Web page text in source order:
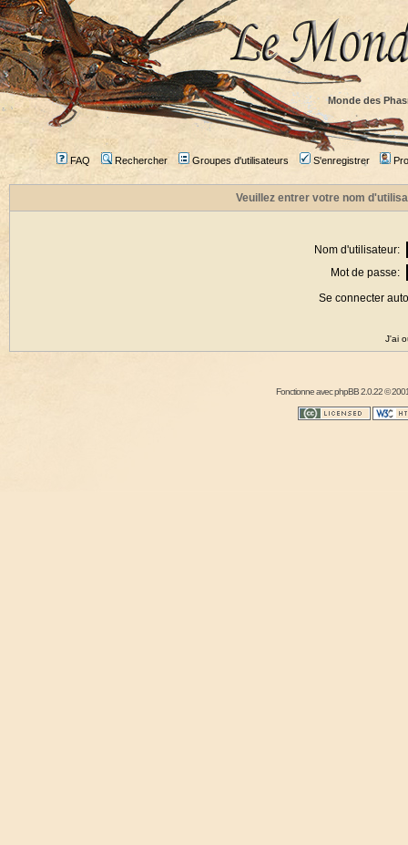
Monde des
FAQ Rechercher Groupes d'utilisateurs S'enregistrer
Veuillez entrer votre nom
Nom d'utilisateur:
Mot de passe:
Se connecter
J'ai
Fonctionne avecphpBB2.0.22 ©